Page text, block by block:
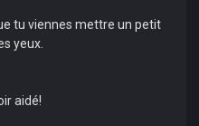
tu viennes mettre un petit
yeux.
aidé!